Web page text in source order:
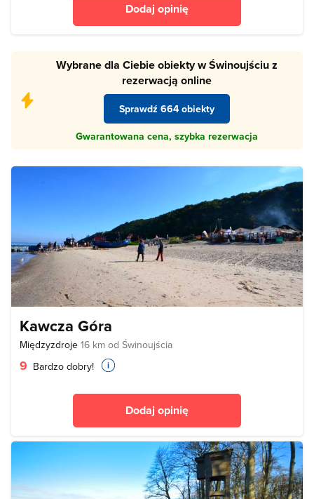
Dodaj opinię
Wybrane dla Ciebie obiekty w Świnoujściu z
rezerwacją online
Sprawdź 664 obiekty
Gwarantowana cena, szybka rezerwacja
Kawcza Góra
Międzyzdroje 16 km od Świnoujścia
9 Bardzo dobry!
Dodaj opinię